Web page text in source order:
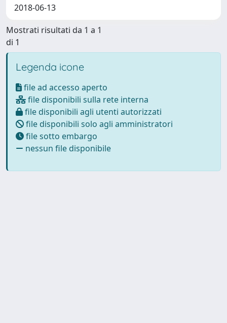
2018-06-13
Mostrati risultati da 1 a 1
di 1
Legenda icone
file ad accesso aperto
file disponibili sulla rete interna
file disponibili agli utenti autorizzati
file disponibili solo agli amministratori
file sotto embargo
nessun file disponibile